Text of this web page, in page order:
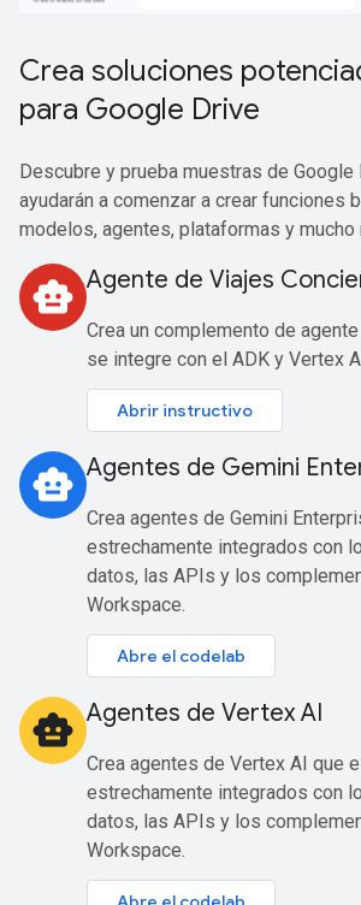
Crea soluciones
para Google Drive
Descubre y prueba muestras de Google
ayudarán a comenzar a crear funciones
modelos, agentes, plataformas y mucho
smart_toy Agente de Viajes
Crea un complemento de
se integre con el ADK y Vertex
Abrir instructivo
smart_toy Agentes de Gemini
Crea agentes de Gemini
estrechamente integrados con
datos, las APIs y los
Workspace.
Abre el codelab
smart_toy Agentes de Vertex AI
Crea agentes de Vertex AI que
estrechamente integrados con
datos, las APIs y los
Workspace.